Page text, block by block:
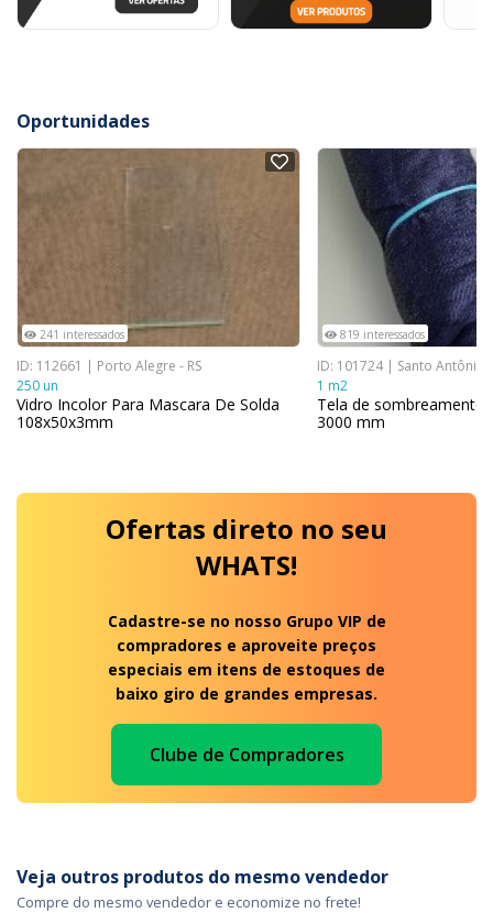
Oportunidades
241 interessados
ID: 112661 | Porto Alegre - RS
250 un
Vidro Incolor Para Mascara De Solda
108x50x3mm
NOVO
819 interessados
ID: 101724 | Santo Antônio
1 m2
Tela de sombreamento
3000 mm
Ofertas direto no seu
WHATS!
Cadastre-se no nosso Grupo VIP de
compradores e aproveite preços
especiais em itens de estoques de
baixo giro de grandes empresas.
Clube de Compradores
Veja outros produtos do mesmo vendedor
Compre do mesmo vendedor e economize no frete!